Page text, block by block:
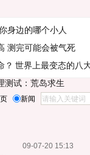
身边的哪个小人
测完可能会被气死
？ 世界上最变态的八
测试：荒岛求生
新闻
09-07-20 15:13